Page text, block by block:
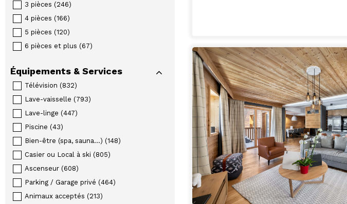
3 pièces (246)
4 pièces (166)
5 pièces (120)
6 pièces et plus (67)
Équipements & Services
Télévision (832)
Lave-vaisselle (793)
Lave-linge (447)
Piscine (43)
Bien-être (spa, sauna...) (148)
Casier ou Local à ski (805)
Ascenseur (608)
Parking / Garage privé (464)
Animaux acceptés (213)